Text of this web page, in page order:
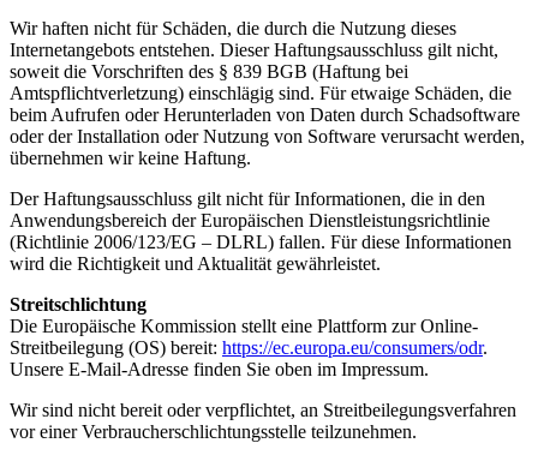
Wir haften nicht für Schäden, die durch die Nutzung dieses
Internetangebots entstehen. Dieser Haftungsausschluss gilt nicht,
soweit die Vorschriften des § 839 BGB (Haftung bei
Amtspflichtverletzung) einschlägig sind. Für etwaige Schäden, die
beim Aufrufen oder Herunterladen von Daten durch Schadsoftware
oder der Installation oder Nutzung von Software verursacht werden,
übernehmen wir keine Haftung.
Der Haftungsausschluss gilt nicht für Informationen, die in den
Anwendungsbereich der Europäischen Dienstleistungsrichtlinie
(Richtlinie 2006/123/EG – DLRL) fallen. Für diese Informationen
wird die Richtigkeit und Aktualität gewährleistet.
Streitschlichtung
Die Europäische Kommission stellt eine Plattform zur Online-
Streitbeilegung (OS) bereit: https://ec.europa.eu/consumers/odr.
Unsere E-Mail-Adresse finden Sie oben im Impressum.
Wir sind nicht bereit oder verpflichtet, an Streitbeilegungsverfahren
vor einer Verbraucherschlichtungsstelle teilzunehmen.